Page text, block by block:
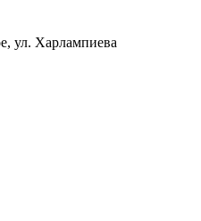
ул. Харлампиева